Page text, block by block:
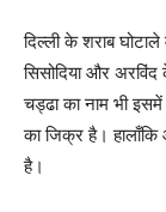
दिल्ली के शराब
सिसोदिया और
चड्ढा का नाम भी
का जिक्र है।
है।